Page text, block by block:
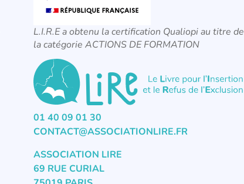
L.I.R.E a obtenu la certification Qualiopi au titre de
la catégorie ACTIONS DE FORMATION
01 40 09 01 30
CONTACT@ASSOCIATIONLIRE.FR
ASSOCIATION LIRE
69 RUE CURIAL